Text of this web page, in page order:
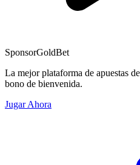
SponsorGoldBet
La mejor plataforma de apuestas
bono de bienvenida.
Jugar Ahora